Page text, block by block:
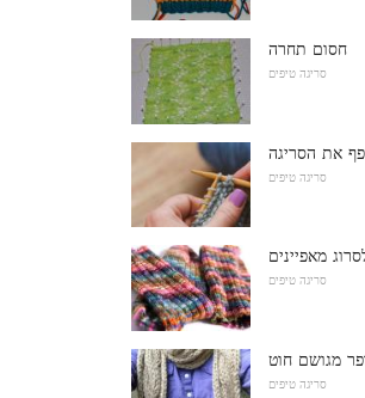
חסום תחרה
סריגה טיפים
את הסריגה
סריגה טיפים
סריגה טיפים
מגושם חוט
סריגה טיפים